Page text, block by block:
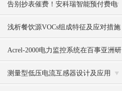
告别抄表催费！安科瑞智能预付费电
表，远程充值 + 余额预警更省心
浅析餐饮源VOCs组成特征及应对措施
Acrel-2000电力监控系统在百事亚洲研
发中心的应用
测量型低压电流互感器设计及应用